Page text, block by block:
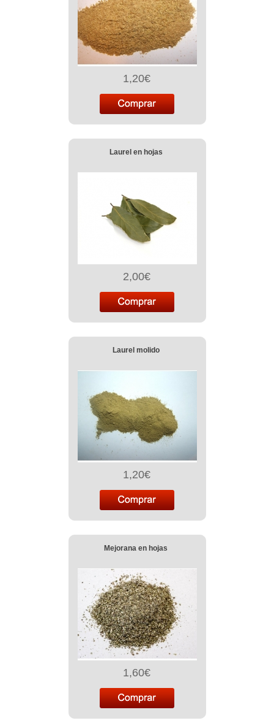
1,20€
Laurel en hojas
2,00€
Laurel molido
1,20€
Mejorana en hojas
1,60€